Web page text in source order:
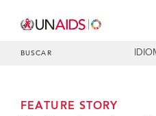
BUSCAR
FEATURE STORY